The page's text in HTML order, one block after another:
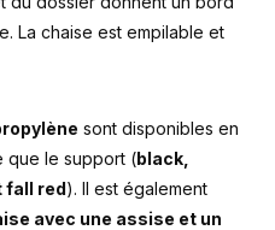
La chaise est empilable et
sont disponibles en
que le support (black,
fall red). Il est également
avec une assise et un